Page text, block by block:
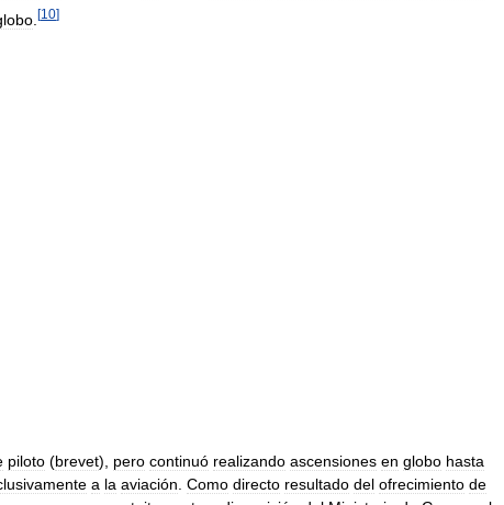
[10]
piloto (brevet), pero continuó realizando ascensiones en globo hasta
a la aviación. Como directo resultado del ofrecimiento de